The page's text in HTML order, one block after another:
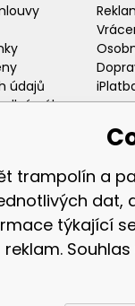
údajů
nákup
trampolín a
dat,
týkající
reklam.